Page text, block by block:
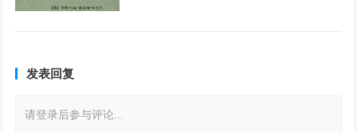
发表回复
请登录后参与评论...